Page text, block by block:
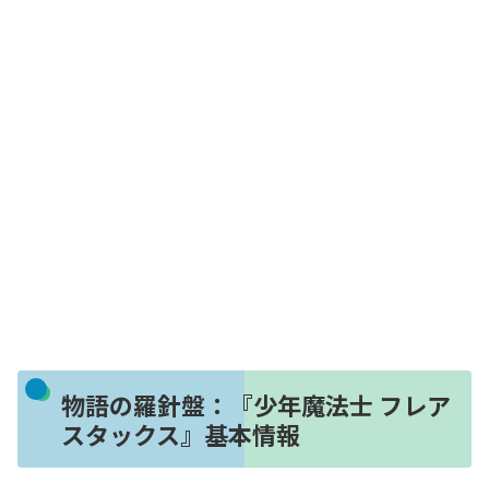
物語の羅針盤：『少年魔法士 フレア
スタックス』基本情報